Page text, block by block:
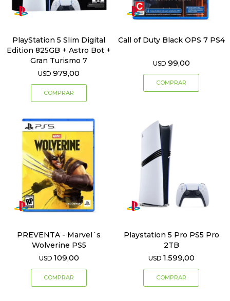
PlayStation 5 Slim Digital
Edition 825GB + Astro Bot +
Gran Turismo 7
USD 979,00
Call of Duty Black OPS 7 PS4
USD 99,00
PREVENTA - Marvel´s
Wolverine PS5
USD 109,00
Playstation 5 Pro PS5 Pro
2TB
USD 1.599,00